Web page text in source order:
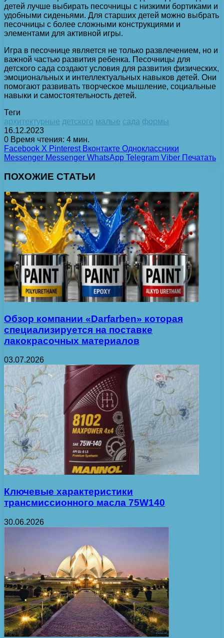
детей лучше выбирать песочницы с низкими бортиками и
удобными сиденьями. Для старших детей можно выбрать
песочницы с более сложными конструкциями и
элементами для активной игры.
Игра в песочнице является не только развлечением, но и
важной частью развития ребенка. Песочницы для
детского сада создают условия для развития физических,
эмоциональных и интеллектуальных навыков детей. Они
помогают развивать творческое мышление, социальные
навыки и самостоятельность детей.
Теги
архитектурные детского малые сада формы
16.12.2023
0 Время чтения: 4 мин.
Facebook X Pinterest Вконтакте Одноклассники
Messenger Messenger WhatsApp Telegram Viber Печатать
ПОХОЖИЕ СТАТЬИ
Обзор компании «Darfarben» которая
специализируется на поставке
лакокрасочных материалов
03.07.2026
Ключевые характеристики
трансмиссионного масла 75W140
30.06.2026